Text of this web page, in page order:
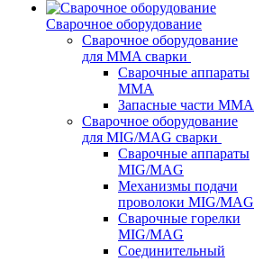
Сварочное оборудование
Сварочное оборудование
для MMA сварки
Сварочные аппараты
MMA
Запасные части MMA
Сварочное оборудование
для MIG/MAG сварки
Сварочные аппараты
MIG/MAG
Механизмы подачи
проволоки MIG/MAG
Сварочные горелки
MIG/MAG
Соединительный